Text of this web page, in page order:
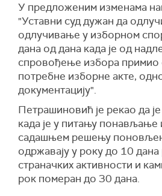
У предложеним изменама
"Уставни суд дужан да
одлучивање у изборном
дана од дана када је од
спровођење избора примио
потребне изборне акте,
документацију".
Петрашиновић је рекао да
када је у питању понављање
садашњем решењу
одржавају у року до 10
страначких активности и
рок померан до 30 дана.